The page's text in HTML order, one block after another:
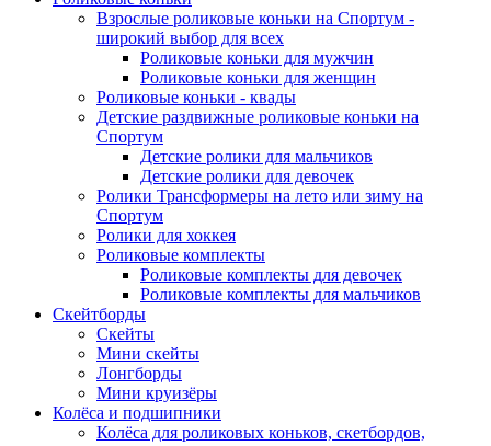
Взрослые роликовые коньки на Спортум -
широкий выбор для всех
Роликовые коньки для мужчин
Роликовые коньки для женщин
Роликовые коньки - квады
Детские раздвижные роликовые коньки на
Спортум
Детские ролики для мальчиков
Детские ролики для девочек
Ролики Трансформеры на лето или зиму на
Спортум
Ролики для хоккея
Роликовые комплекты
Роликовые комплекты для девочек
Роликовые комплекты для мальчиков
Скейтборды
Скейты
Мини скейты
Лонгборды
Мини круизёры
Колёса и подшипники
Колёса для роликовых коньков, скетбордов,